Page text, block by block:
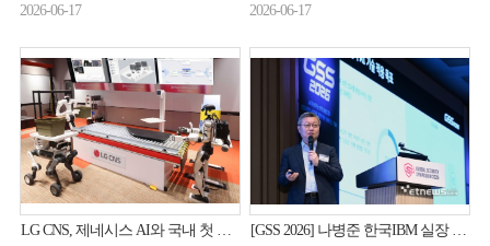
2026-06-17
2026-06-17
LG CNS, 제네시스 AI와 국내 첫 전략제휴…RX 생태계 '손끝'까지 확장
[GSS 2026] 나병준 한국IBM 실장 “AI 보안 위협, 신뢰 가능한 자동화로 대응해야”